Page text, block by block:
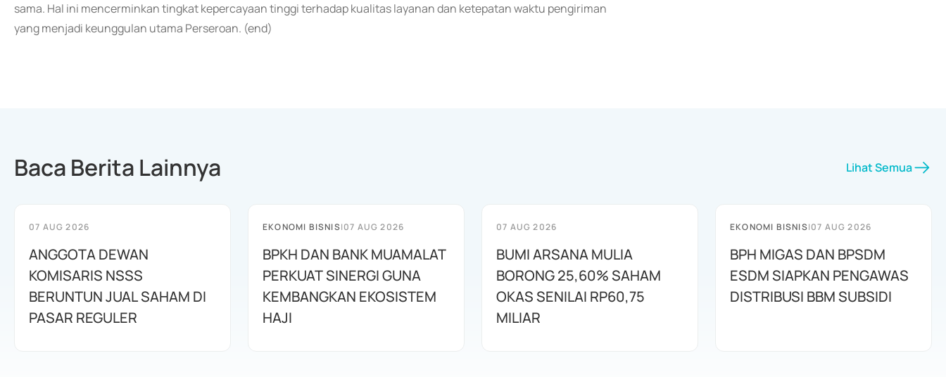
sama. Hal ini mencerminkan tingkat kepercayaan tinggi terhadap kualitas layanan dan ketepatan waktu pengiriman
yang menjadi keunggulan utama Perseroan. (end)
Baca Berita Lainnya Lihat Semua
07 AUG 2026
ANGGOTA DEWAN
KOMISARIS NSSS
BERUNTUN JUAL SAHAM DI
PASAR REGULER
EKONOMI BISNIS|07 AUG 2026
BPKH DAN BANK MUAMALAT
PERKUAT SINERGI GUNA
KEMBANGKAN EKOSISTEM
HAJI
07 AUG 2026
BUMI ARSANA MULIA
BORONG 25,60% SAHAM
OKAS SENILAI RP60,75
MILIAR
EKONOMI BISNIS|07 AUG 2026
BPH MIGAS DAN BPSDM
ESDM SIAPKAN PENGAWAS
DISTRIBUSI BBM SUBSIDI